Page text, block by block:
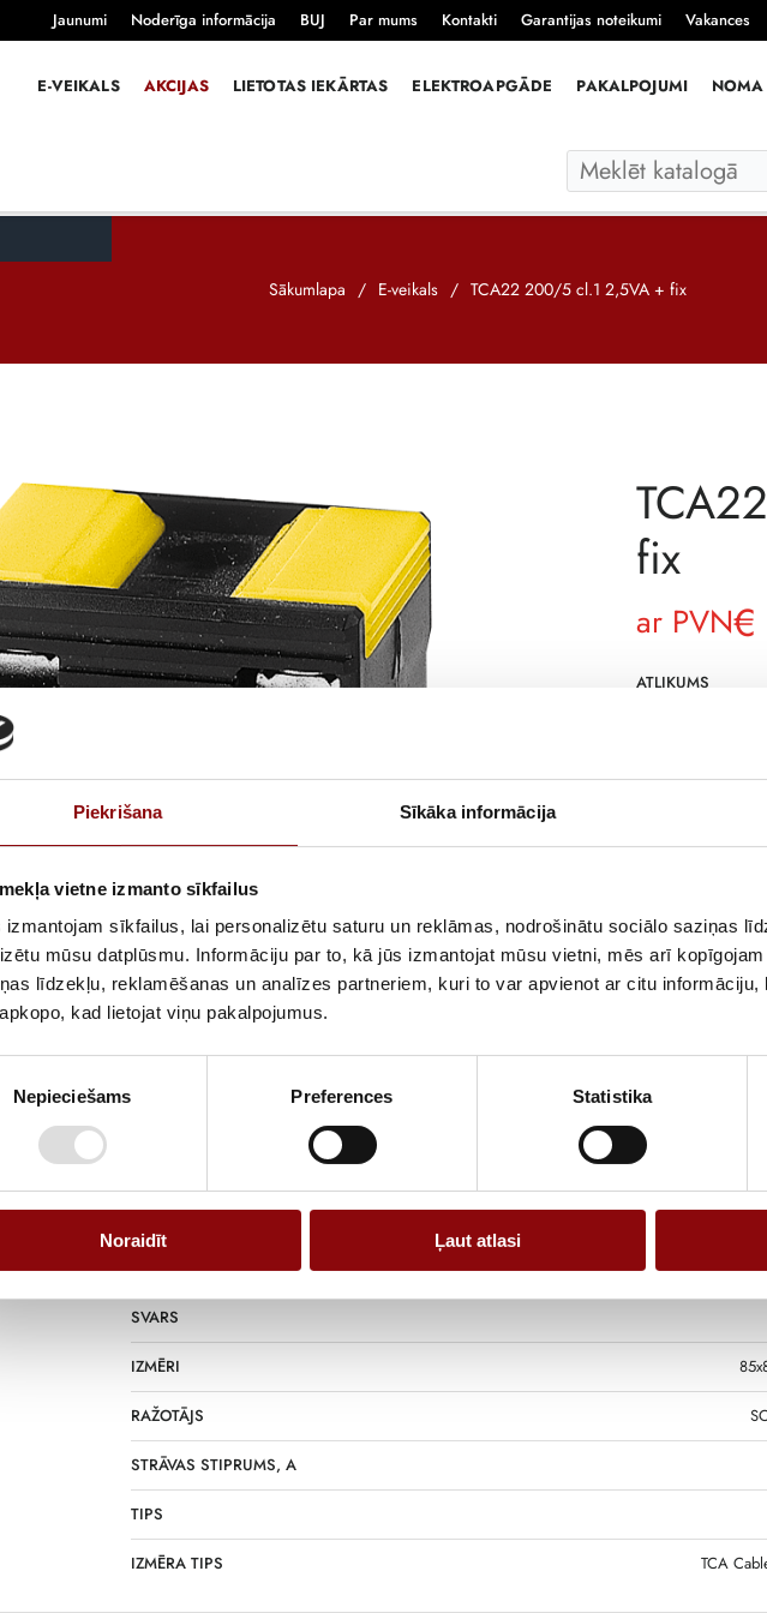
Piekrišana Sīkāka informācija
vietne izmanto sīkfailus
izmantojam sīkfailus, lai personalizētu saturu un reklāmas, nodrošinātu sociālo saziņas
mūsu datplūsmu. Informāciju par to, kā jūs izmantojat mūsu vietni, mēs arī
līdzekļu, reklamēšanas un analīzes partneriem, kuri to var apvienot ar citu
kad lietojat viņu pakalpojumus.
Nepieciešams Preferences Statistika
Noraidīt Ļaut atlasi
Jaunumi Noderīga informācija BUJ Par mums Kontakti Garantijas noteikumi Vakances
E-VEIKALS AKCIJAS LIETOTAS IEKĀRTAS ELEKTROAPGĀDE PAKALPOJUMI NOMA
Sākumlapa / E-veikals / TCA22 200/5 cl.1 2,5VA + fix
fix
€
ar PVN
ATLIKUMS
RAŽOTĀJA KODS
Informācija
SVARS
IZMĒRI
RAŽOTĀJS
STRĀVAS STIPRUMS, A
TIPS
IZMĒRA TIPS TCA